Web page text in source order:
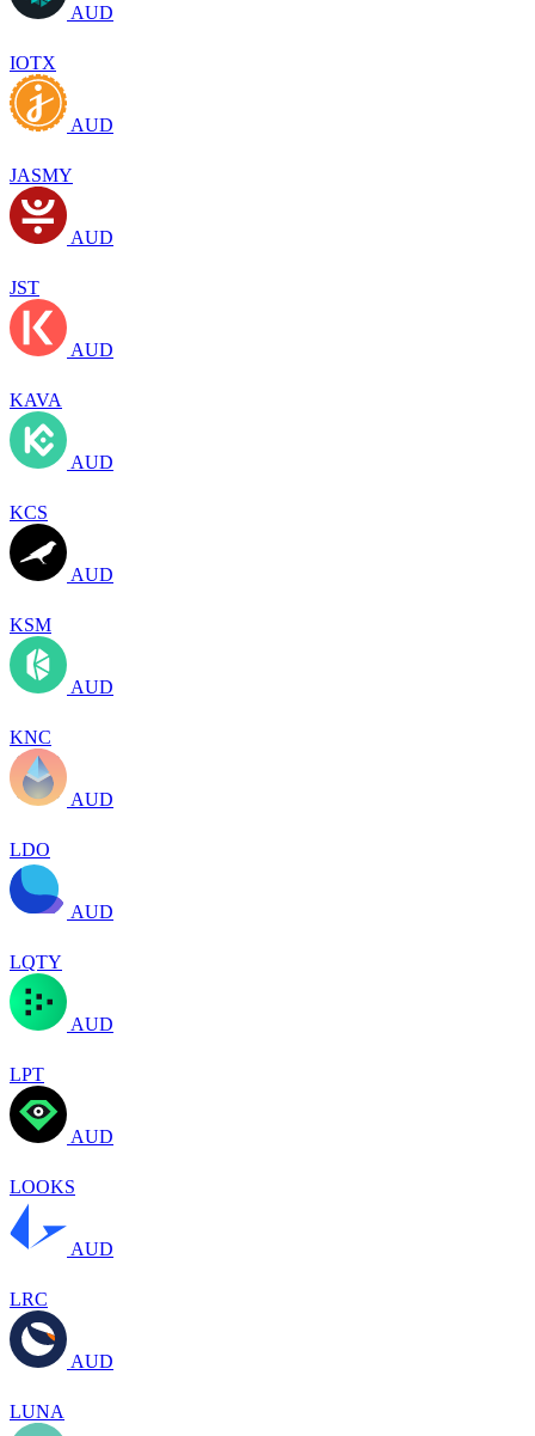
AUD
IOTX
AUD
JASMY
AUD
JST
AUD
KAVA
AUD
KCS
AUD
KSM
AUD
KNC
AUD
LDO
AUD
LQTY
AUD
LPT
AUD
LOOKS
AUD
LRC
AUD
LUNA